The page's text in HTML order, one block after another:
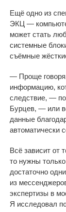
Ещё одно из
ЭКЦ —
может стать
системные
съёмные
— Проще
информацию,
следствие, —
Бурцев, —или
данные
автоматически
Всё зависит от
тонужны
достаточно
из
экспертизы в
Я исследовал